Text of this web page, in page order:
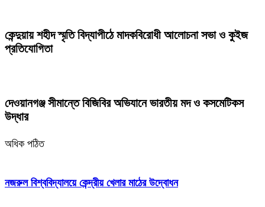
কেন্দুয়ায় শহীদ স্মৃতি বিদ্যাপীঠে মাদকবিরোধী আলোচনা সভা ও কুইজ
প্রতিযোগিতা
দেওয়ানগঞ্জ সীমান্তে বিজিবির অভিযানে ভারতীয় মদ ও কসমেটিকস
উদ্ধার
অধিক পঠিত
নজরুল বিশ্ববিদ্যালয়ে কেন্দ্রীয় খেলার মাঠের উদ্বোধন